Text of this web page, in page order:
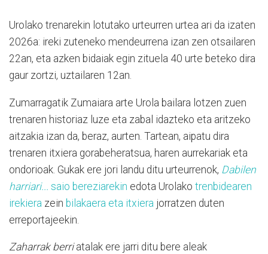
Urolako trenarekin lotutako urteurren urtea ari da izaten
2026a: ireki zuteneko mendeurrena izan zen otsailaren
22an, eta azken bidaiak egin zituela 40 urte beteko dira
gaur zortzi, uztailaren 12an.
Zumarragatik Zumaiara arte Urola bailara lotzen zuen
trenaren historiaz luze eta zabal idazteko eta aritzeko
aitzakia izan da, beraz, aurten. Tartean, aipatu dira
trenaren itxiera gorabeheratsua, haren aurrekariak eta
ondorioak. Gukak ere jori landu ditu urteurrenok, Dabilen
harriari... saio bereziarekin edota Urolako trenbidearen
irekiera zein bilakaera eta itxiera jorratzen duten
erreportajeekin.
Zaharrak berriatalak ere jarri ditu bere aleak